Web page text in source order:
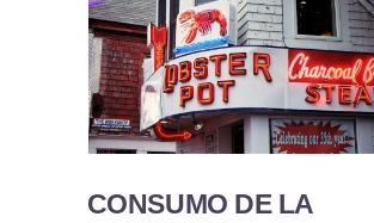
CONSUMO DE LA